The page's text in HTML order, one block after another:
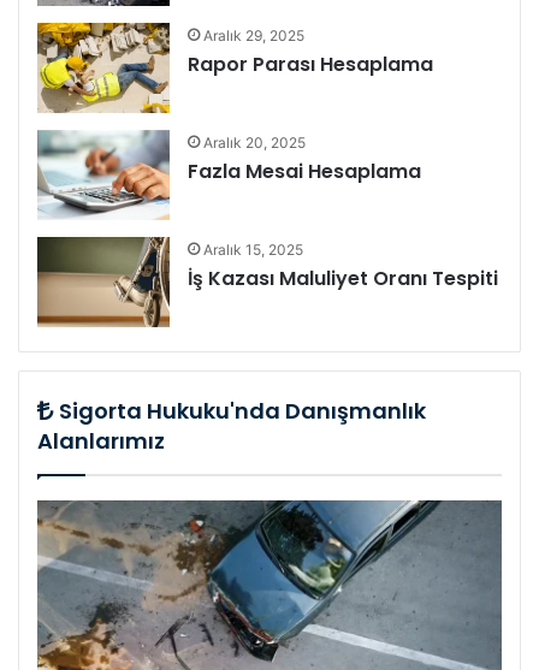
Aralık 29, 2025
Rapor Parası Hesaplama
Aralık 20, 2025
Fazla Mesai Hesaplama
Aralık 15, 2025
İş Kazası Maluliyet Oranı Tespiti
Sigorta Hukuku'nda Danışmanlık
Alanlarımız